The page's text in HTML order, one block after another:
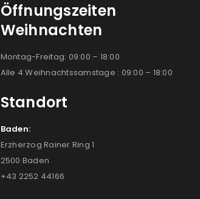
Öffnungszeiten
Weihnachten
Montag-Freitag: 09:00 – 18:00
Alle 4 Weihnachtssamstage : 09:00 – 18:00
Standort
Baden:
Erzherzog Rainer Ring 1
2500 Baden
+43 2252 44166